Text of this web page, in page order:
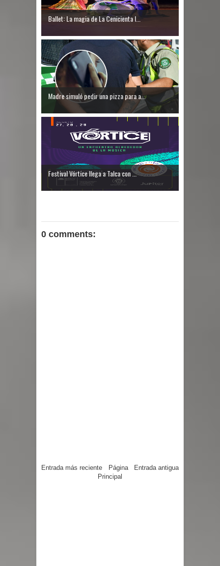
Ballet: La magia de La Cenicienta l...
Madre simuló pedir una pizza para a...
Festival Vórtice llega a Talca con ...
0 comments:
Entrada más reciente Entrada antigua
Página
Principal